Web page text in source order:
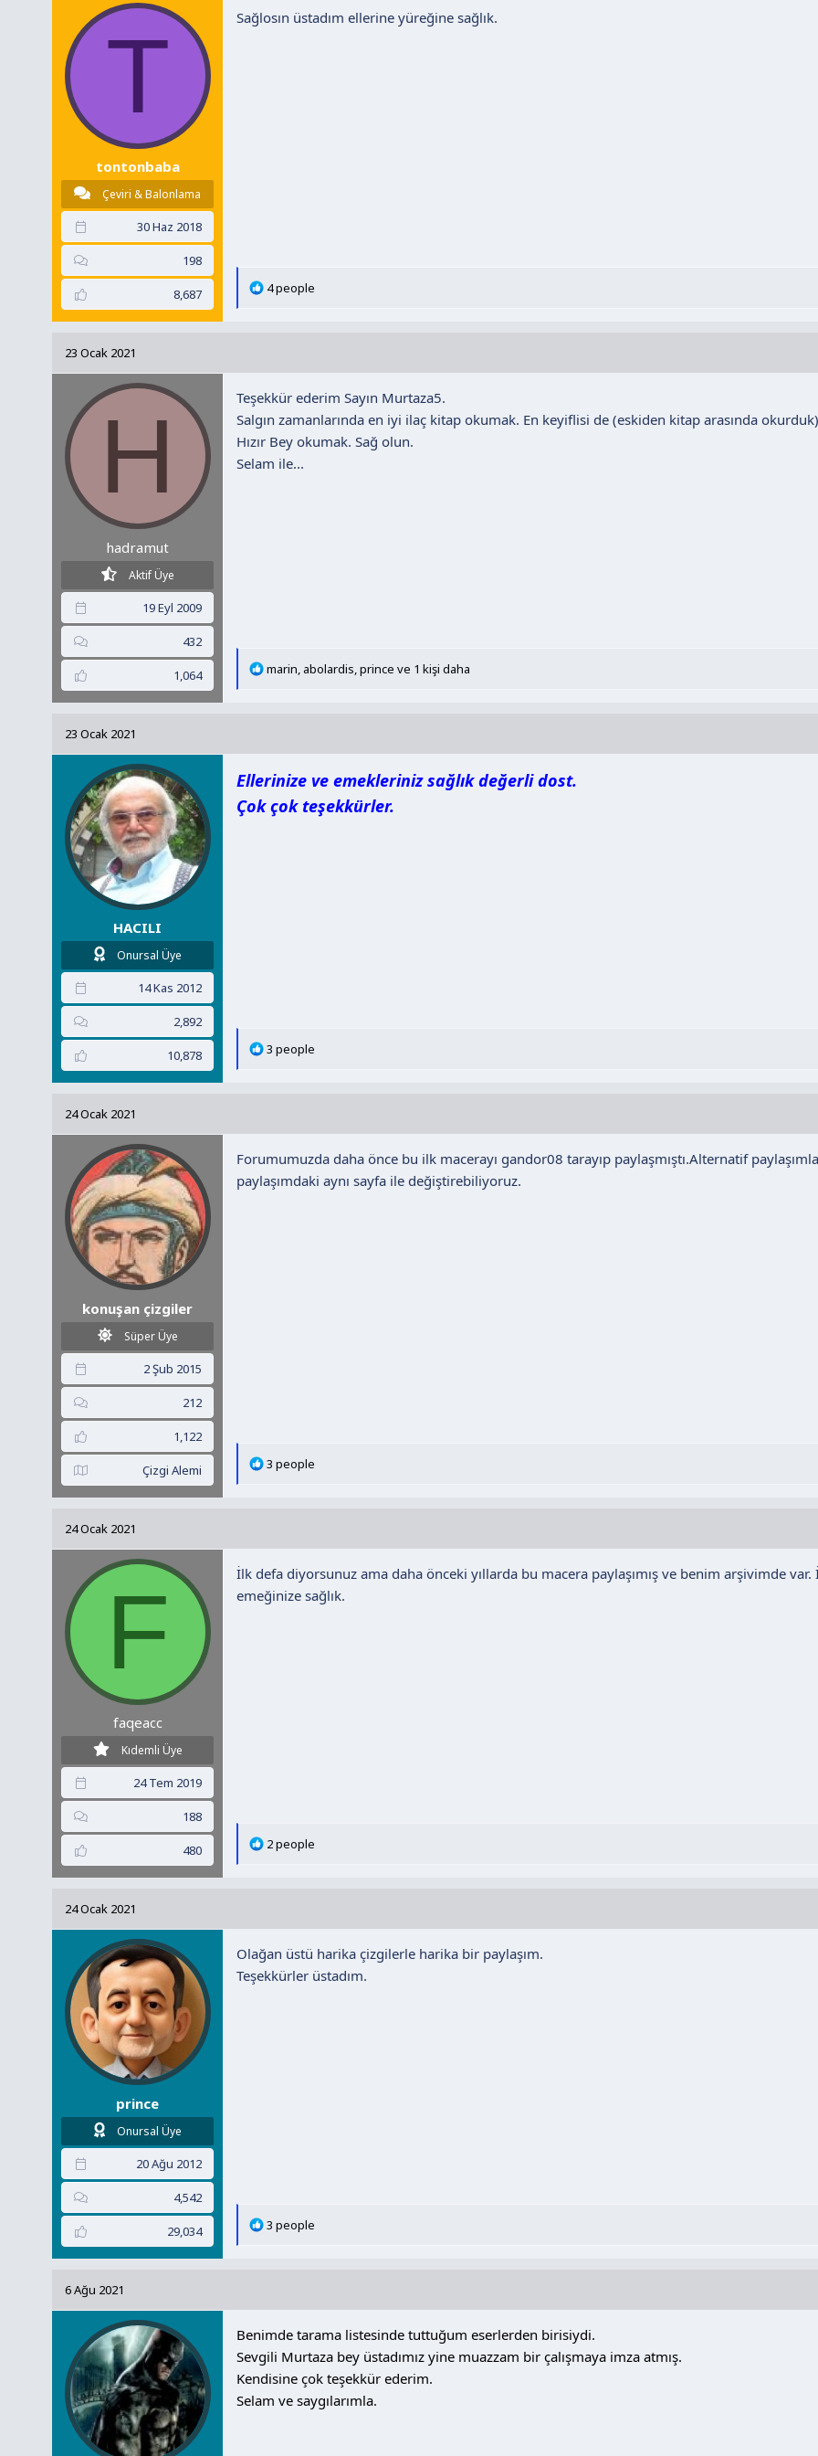
e
T
tontonbaba
Çeviri & Balonlama
30 Haz 2018
198
8,687
Sağlosın üstadım ellerine yüreğine sağlık.
T
l
e
r
4 people
23 Ocak 2021
H
hadramut
Aktif Üye
19 Eyl 2009
432
1,064
Teşekkür ederim Sayın Murtaza5.
Salgın zamanlarında en iyi ilaç kitap okumak. En keyiflisi de (eskiden kitap arasında
Hızır Bey okumak. Sağ olun.
Selam ile...
T
l
e
marin abolardis ,prince ve 1 kişi daha
23 Ocak 2021
HACILI
Onursal Üye
14 Kas 2012
2,892
10,878
Ellerinize ve emekleriniz sağlık değerli dost.
Çok çok teşekkürler.
T
l
e
r
3 people
24 Ocak 2021
konuşan çizgiler
Süper Üye
2 Şub 2015
212
1,122
Çizgi Alemi
Forumumuzda daha önce bu ilk macerayı gandor08 tarayıp paylaşmıştı.Alternatif
paylaşımdaki aynı sayfa ile değiştirebiliyoruz.
T
l
e
r
:
3 people
24 Ocak 2021
F
faqeacc
Kıdemli Üye
24 Tem 2019
188
480
İlk defa diyorsunuz ama daha önceki yıllarda bu macera paylaşımış ve benim arşivimde var.
emeğinize sağlık.
T
l
e
r
2 people
24 Ocak 2021
prince
Onursal Üye
20 Ağu 2012
4,542
29,034
Olağan üstü harika çizgilerle harika bir paylaşım.
Teşekkürler üstadım.
T
l
e
r
3 people
6 Ağu 2021
Benimde tarama listesinde tuttuğum eserlerden birisiydi.
Sevgili Murtaza bey üstadımız yine muazzam bir çalışmaya imza atmış.
Kendisine çok teşekkür ederim.
Selam ve saygılarımla.